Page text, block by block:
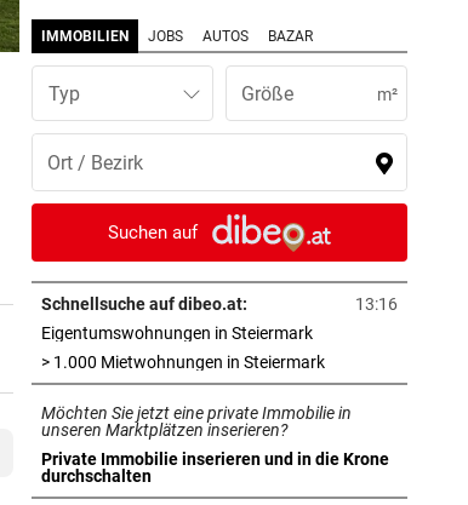
STATT SCHACHGENIE
András Baka soll neuer Präsident
Ungarns werden
AUFSTEIGER WILL DUO vor einer Stunde
Transfer-Hammer um gleich zwei
ÖFB-Teamspieler?
SCHWERE KOLLISIONEN vor einer Stunde
Tirol: Drei verletzte Biker nach
heftigen Unfällen
VOM LAND KÄRNTEN vor einer Stunde
Mehr Geld für Kastration von
Streunerkatzen
BEWUSSTLOS AM POOL vor einer Stunde
IMMOBILIEN JOBS AUTOS BAZAR
Typ m²
Suchen auf
Schnellsuche auf dibeo.at:
13:16
Eigentumswohnungen in Steiermarkin neuem Tab öffnen
> 1.000 Mietwohnungen in Steiermarkin neuem Tab öffnen
Möchten Sie jetzt eine private Immobilie in
unseren Marktplätzen inserieren?
Private Immobilie inserieren und in die Krone
durchschalten
in neuem Tab öffnen